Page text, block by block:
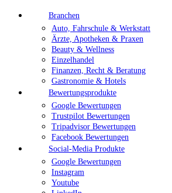
Branchen
Auto, Fahrschule & Werkstatt
Ärzte, Apotheken & Praxen
Beauty & Wellness
Einzelhandel
Finanzen, Recht & Beratung
Gastronomie & Hotels
Bewertungsprodukte
Google Bewertungen
Trustpilot Bewertungen
Tripadvisor Bewertungen
Facebook Bewertungen
Social-Media Produkte
Google Bewertungen
Instagram
Youtube